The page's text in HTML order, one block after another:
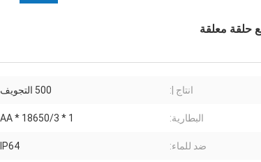
انتاج |: 500 التجويف
البطارية: 1 * 18650/3 * AA
ضد للماء: IP64